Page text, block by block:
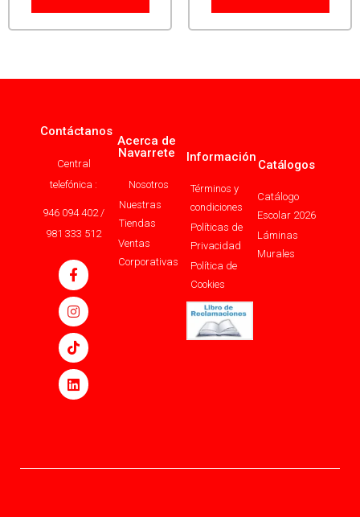
Contáctanos
Central
telefónica :
946 094 402 /
981 333 512
Acerca de
Navarrete
Nosotros
Nuestras
Tiendas
Ventas
Corporativas
Información
Términos y
condiciones
Políticas de
Privacidad
Política de
Cookies
Catálogos
Catálogo
Escolar 2026
Láminas
Murales